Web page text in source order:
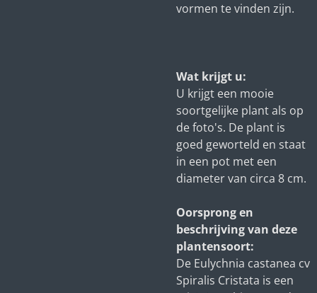
vormen te vinden zijn.
Wat krijgt u:
U krijgt een mooie
soortgelijke plant als op
de foto's. De plant is
goed geworteld en staat
in een pot met een
diameter van circa 8 cm.
Oorsprong en
beschrijving van deze
plantensoort:
De Eulychnia castanea cv
Spiralis Cristata is een